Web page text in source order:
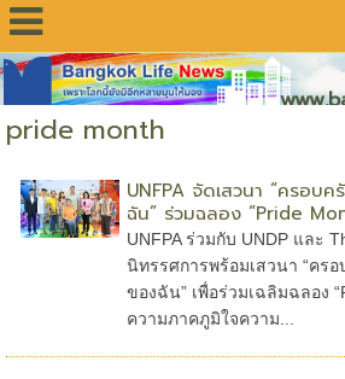
pride month
UNFPA จัดเสวนา “ครอบ
ฉัน” ร่วมฉลอง “Pride
UNFPA ร่วมกับ UNDP และ
นิทรรศการพร้อมเสวนา “คร
ของฉัน” เพื่อร่วมเฉลิมฉลอง
ความภาคภูมิใจความ...